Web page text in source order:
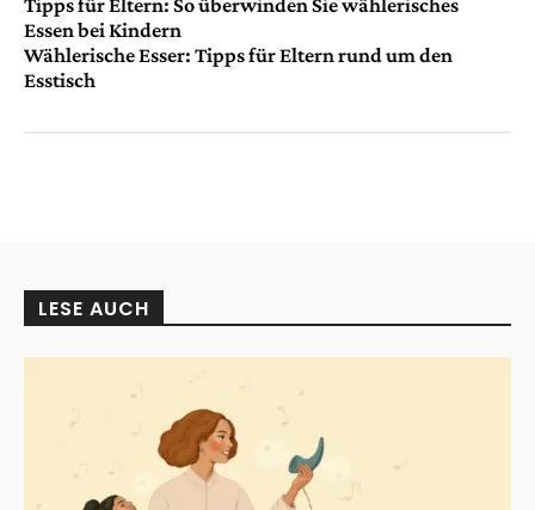
Tipps für Eltern: So überwinden Sie wählerisches
Essen bei Kindern
Wählerische Esser: Tipps für Eltern rund um den
Esstisch
LESE AUCH